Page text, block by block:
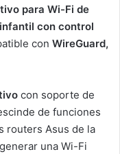
para Wi-Fi de
con control
con WireGuard,
con soporte de
de funciones
routers Asus de la
una Wi-Fi